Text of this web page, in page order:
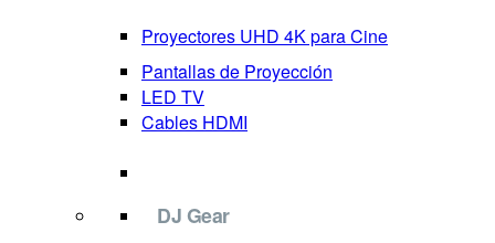
Proyectores UHD 4K para Cine
Pantallas de Proyección
LED TV
Cables HDMI
DJ Gear